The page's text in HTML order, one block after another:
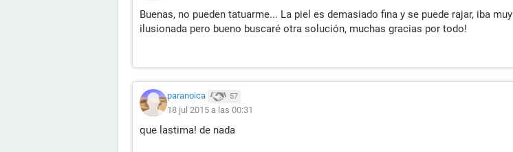
Buenas, no pueden tatuarme... La piel es demasiado fina y se puede rajar, iba muy
ilusionada pero bueno buscaré otra solución, muchas gracias por todo!
paranoica 57
18 jul 2015 a las 00:31
que lastima! de nada